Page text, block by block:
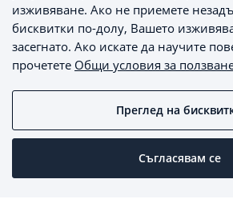
Начини на
MaxSale © 2026 - Всички
изживяване. Ако не приемете
бисквитки по-долу, Вашето
засегнато. Ако искате да научите
прочетете Общи условия за
Съгласявам се
Преглед на